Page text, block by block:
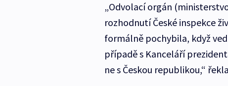
„Odvolací orgán
rozhodnutí České inspekce
formálně pochybila, když
případě s Kanceláří
ne s Českou republikou,“